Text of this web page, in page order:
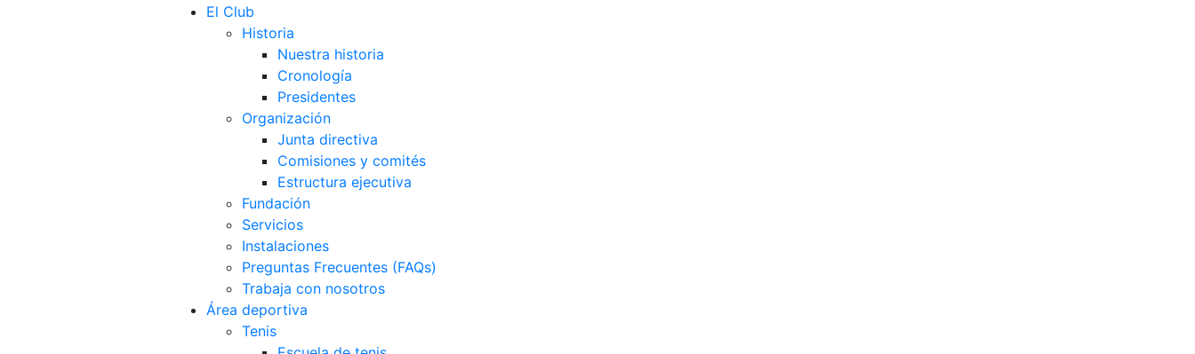
El Club
Historia
Nuestra historia
Cronología
Presidentes
Organización
Junta directiva
Comisiones y comités
Estructura ejecutiva
Fundación
Servicios
Instalaciones
Preguntas Frecuentes (FAQs)
Trabaja con nosotros
Área deportiva
Tenis